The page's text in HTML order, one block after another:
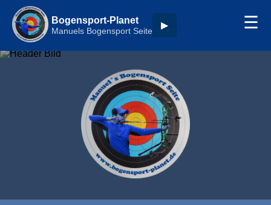
Bogensport-Planet
Manuels Bogensport Seite
▶ ☰